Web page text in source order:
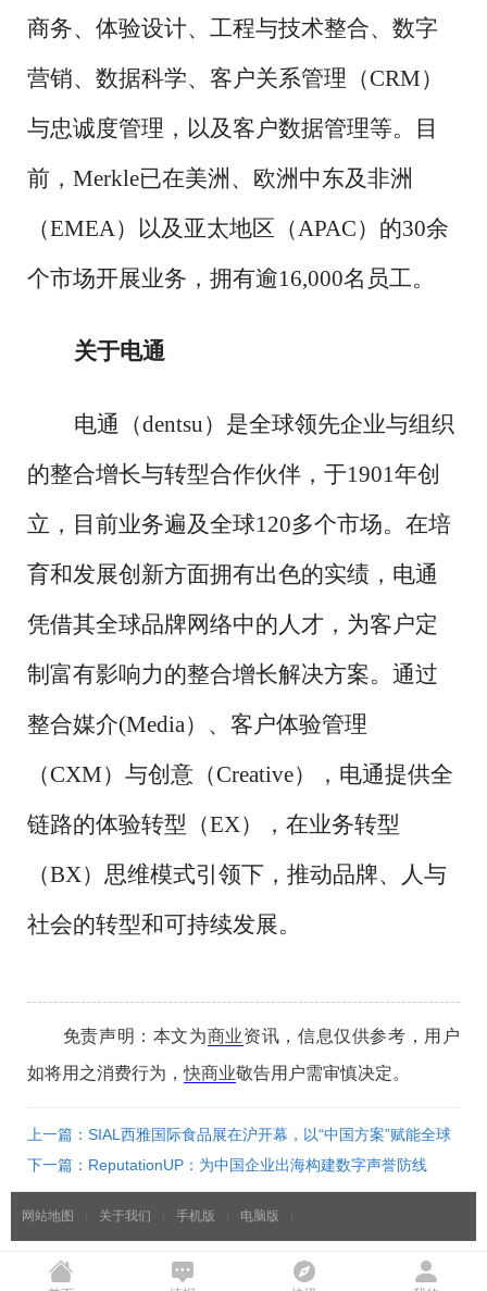
商务、体验设计、工程与技术整合、数字
营销、数据科学、客户关系管理（CRM）
与忠诚度管理，以及客户数据管理等。目
前，Merkle已在美洲、欧洲中东及非洲
（EMEA）以及亚太地区（APAC）的30余
个市场开展业务，拥有逾16,000名员工。
关于电通
电通（dentsu）是全球领先企业与组织
的整合增长与转型合作伙伴，于1901年创
立，目前业务遍及全球120多个市场。在培
育和发展创新方面拥有出色的实绩，电通
凭借其全球品牌网络中的人才，为客户定
制富有影响力的整合增长解决方案。通过
整合媒介(Media）、客户体验管理
（CXM）与创意（Creative），电通提供全
链路的体验转型（EX），在业务转型
（BX）思维模式引领下，推动品牌、人与
社会的转型和可持续发展。
免责声明：本文为商业资讯，信息仅供参考，用户
如将用之消费行为，快商业敬告用户需审慎决定。
上一篇：SIAL西雅国际食品展在沪开幕，以“中国方案”赋能全球
食饮贸易
下一篇：ReputationUP：为中国企业出海构建数字声誉防线
网站地图 关于我们 手机版 电脑版